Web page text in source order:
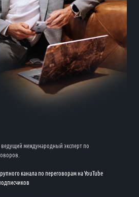
ведущий международный эксперт по
канала по переговорам на YouTube